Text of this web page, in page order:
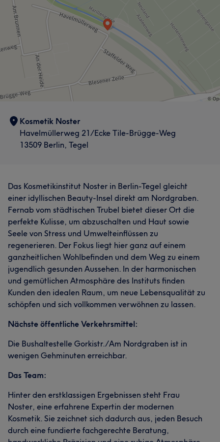
Services
Gesicht
Portfolio
Was unsere Kunden über Christine sagen
Kompetent 35 Professionell 33 Herzlich 26
Erfahren 22
Kosmetik Noster
Havelmüllerweg 21/Ecke Tile-Brügge-Weg
13509 Berlin, Tegel
Das Kosmetikinstitut Noster in Berlin-Tegel gleicht
einer idyllischen Beauty-Insel direkt am Nordgraben.
Fernab vom städtischen Trubel bietet dieser Ort die
perfekte Kulisse, um abzuschalten und Haut sowie
Seele von Stress und Umwelteinflüssen zu
regenerieren. Der Fokus liegt hier ganz auf einem
ganzheitlichen Wohlbefinden und dem Weg zu einem
jugendlich gesunden Aussehen. In der harmonischen
und gemütlichen Atmosphäre des Instituts finden
Kunden den idealen Raum, um neue Lebensqualität zu
schöpfen und sich vollkommen verwöhnen zu lassen.
Nächste öffentliche Verkehrsmittel:
Die Bushaltestelle Gorkistr./Am Nordgraben ist in
wenigen Gehminuten erreichbar.
Das Team:
Hinter den erstklassigen Ergebnissen steht Frau
Noster, eine erfahrene Expertin der modernen
Kosmetik. Sie zeichnet sich dadurch aus, jeden Besuch
durch eine fundierte fachgerechte Beratung,